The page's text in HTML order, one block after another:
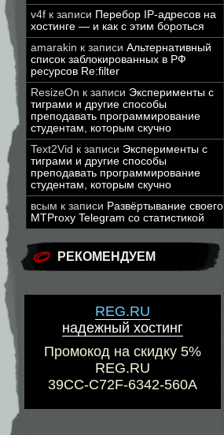
v4f к записи Перебор IP-адресов на
хостинге — и как с этим бороться
amarakin к записи Альтернативный
список заблокированных в РФ
ресурсов Re:filter
ResizeOn к записи Эксперименты с
тиграми и другие способы
преподавать программирование
студентам, которым скучно
Text2Vid к записи Эксперименты с
тиграми и другие способы
преподавать программирование
студентам, которым скучно
всым к записи Развёртывание своего
MTProxy Telegram со статистикой
РЕКОМЕНДУЕМ
REG.RU
надежный хостинг
Промокод на скидку 5%
REG.RU
39CC-C72F-6342-560A